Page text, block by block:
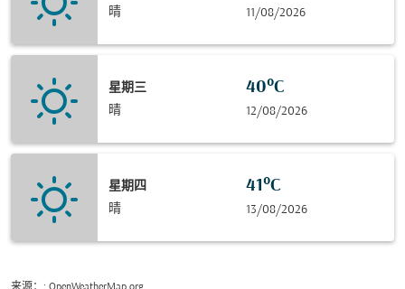
晴
11/08/2026
星期三
晴
40°C
12/08/2026
星期四
晴
41°C
13/08/2026